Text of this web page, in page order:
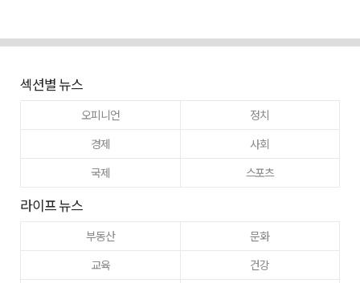
섹션별 뉴스
오피니언
정치
경제
사회
국제
스포츠
라이프 뉴스
부동산
문화
교육
건강